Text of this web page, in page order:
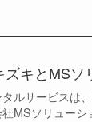
キとMS
ルサービスは
MSソリュー